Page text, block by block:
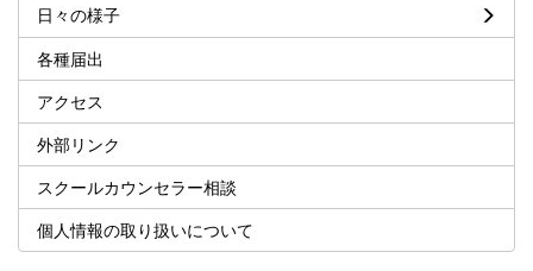
日々の様子
各種届出
アクセス
外部リンク
スクールカウンセラー相談
個人情報の取り扱いについて